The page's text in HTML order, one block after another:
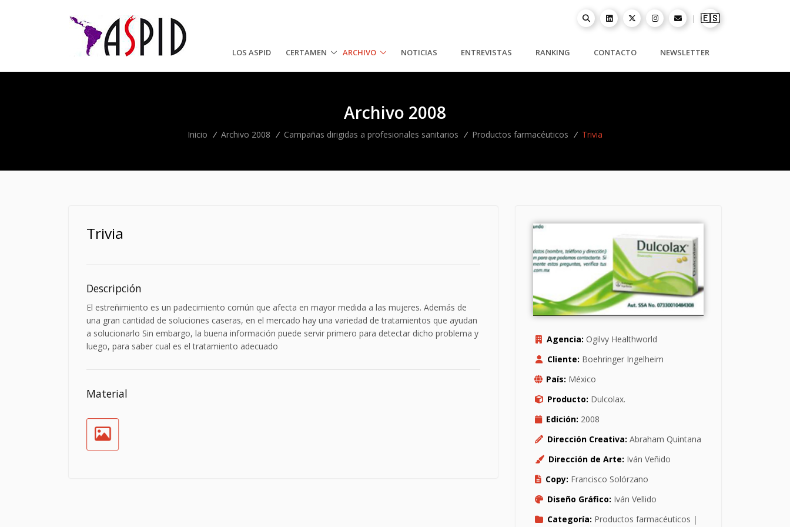
| 🇪🇸
LOS ASPID CERTAMEN ARCHIVO NOTICIAS ENTREVISTAS RANKING CONTACTO NEWSLETTER
Archivo 2008
Inicio / Archivo 2008 / Campañas dirigidas a profesionales sanitarios / Productos farmacéuticos / Trivia
Trivia
Descripción
El estreñimiento es un padecimiento común que afecta en mayor medida a las mujeres. Además de
una gran cantidad de soluciones caseras, en el mercado hay una variedad de tratamientos que ayudan
a solucionarlo Sin embargo, la buena información puede servir primero para detectar dicho problema y
luego, para saber cual es el tratamiento adecuado
Material
Agencia: Ogilvy Healthworld
Cliente: Boehringer Ingelheim
País: México
Producto: Dulcolax.
Edición: 2008
Dirección Creativa: Abraham Quintana
Dirección de Arte: Iván Veñido
Copy: Francisco Solórzano
Diseño Gráfico: Iván Vellido
Categoría: Productos farmacéuticos |